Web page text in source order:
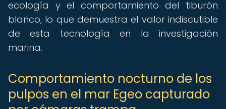
ecología y el comportamiento del tiburón
blanco, lo que demuestra el valor indiscutible
de esta tecnología en la investigación
marina.
Comportamiento nocturno de los
pulpos en el mar Egeo capturado